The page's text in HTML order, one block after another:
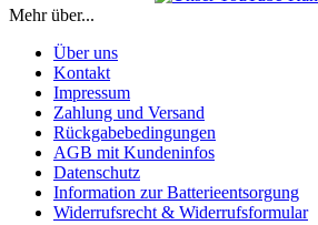
Mehr über...
Über uns
Kontakt
Impressum
Zahlung und Versand
Rückgabebedingungen
AGB mit Kundeninfos
Datenschutz
Information zur Batterieentsorgung
Widerrufsrecht & Widerrufsformular